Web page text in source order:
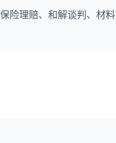
险理赔、和解谈判、材料